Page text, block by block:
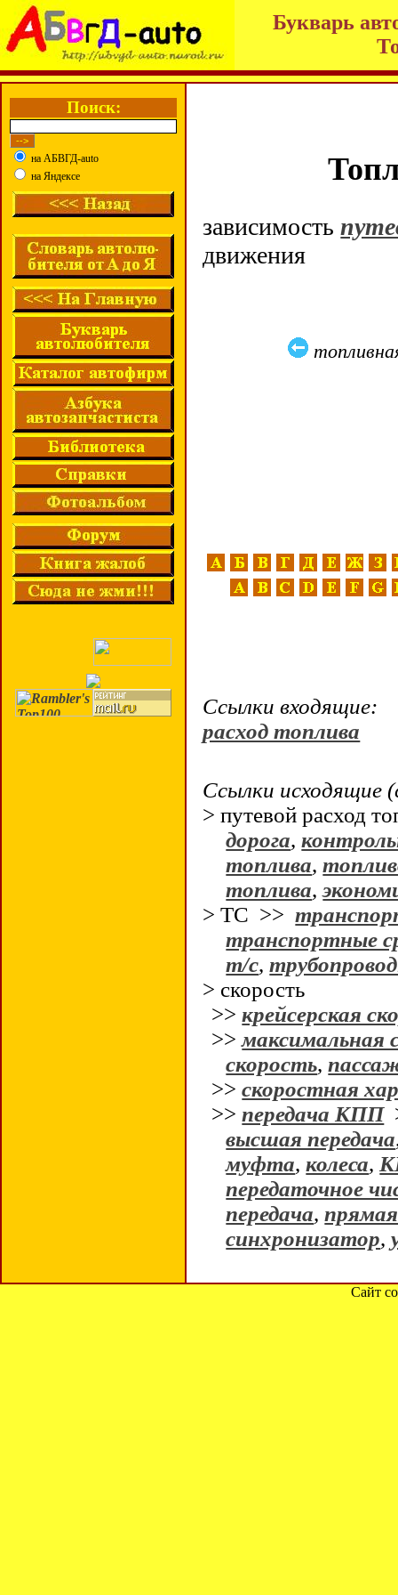
Букварь
Поиск:
на АБВГД-auto
на Яндексе
зависимость
движения
Ссылки входящие:
расход топлива
Ссылки исходящие
> путевой расход
дорога,
топлива,
топлива,
> ТС >>
транспортные
т/с,
> скорость
>>крейсерская
>>максимальная
скорость,
>>скоростная
>>передача КПП
высшая передача
муфта,колеса,
передаточное
передача,
синхронизатор,
Сайт